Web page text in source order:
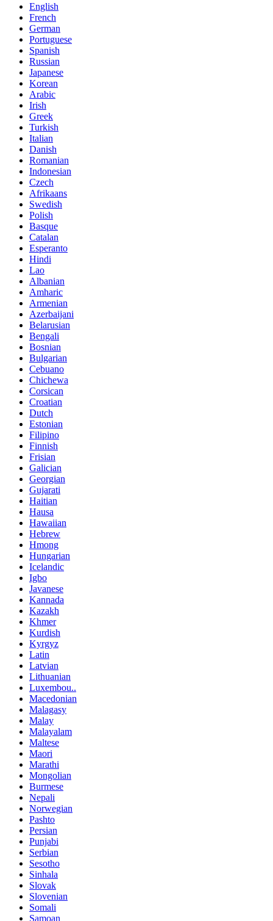
English
French
German
Portuguese
Spanish
Russian
Japanese
Korean
Arabic
Irish
Greek
Turkish
Italian
Danish
Romanian
Indonesian
Czech
Afrikaans
Swedish
Polish
Basque
Catalan
Esperanto
Hindi
Lao
Albanian
Amharic
Armenian
Azerbaijani
Belarusian
Bengali
Bosnian
Bulgarian
Cebuano
Chichewa
Corsican
Croatian
Dutch
Estonian
Filipino
Finnish
Frisian
Galician
Georgian
Gujarati
Haitian
Hausa
Hawaiian
Hebrew
Hmong
Hungarian
Icelandic
Igbo
Javanese
Kannada
Kazakh
Khmer
Kurdish
Kyrgyz
Latin
Latvian
Lithuanian
Luxembou..
Macedonian
Malagasy
Malay
Malayalam
Maltese
Maori
Marathi
Mongolian
Burmese
Nepali
Norwegian
Pashto
Persian
Punjabi
Serbian
Sesotho
Sinhala
Slovak
Slovenian
Somali
Samoan